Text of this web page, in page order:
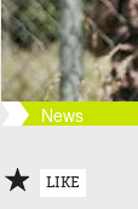
News
LIKE